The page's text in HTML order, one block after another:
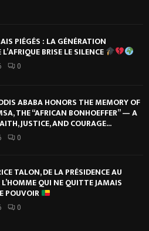
PIÉGÉS : LA GÉNÉRATION
BRISE LE SILENCE
0
ABABA HONORS THE MEMORY OF
THE “AFRICAN BONHOEFFER” — A
JUSTICE, AND COURAGE...
0
TALON, DE LA PRÉSIDENCE AU
QUI NE QUITTE JAMAIS
POUVOIR
0